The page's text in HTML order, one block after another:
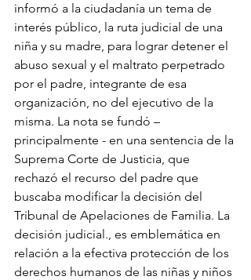
informó a la ciudadanía un tema de
interés público, la ruta judicial de una
niña y su madre, para lograr detener el
abuso sexual y el maltrato perpetrado
por el padre, integrante de esa
organización, no del ejecutivo de la
misma. La nota se fundó –
principalmente - en una sentencia de la
Suprema Corte de Justicia, que
rechazó el recurso del padre que
buscaba modificar la decisión del
Tribunal de Apelaciones de Familia. La
decisión judicial., es emblemática en
relación a la efectiva protección de los
derechos humanos de las niñas y niños